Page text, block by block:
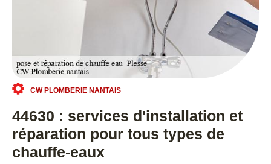
CW PLOMBERIE NANTAIS
44630 : services d'installation et
réparation pour tous types de
chauffe-eaux